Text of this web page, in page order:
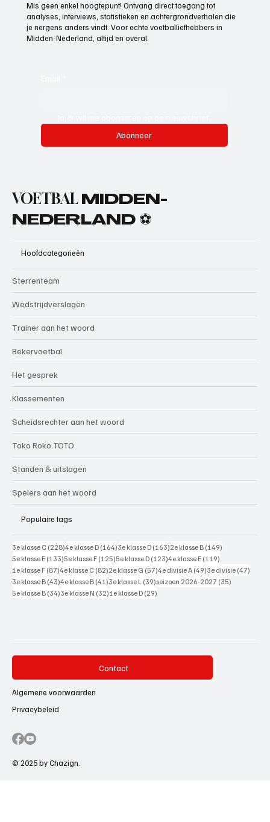
Mis geen enkel hoogtepunt! Ontvang direct toegang tot
analyses, interviews, statistieken en achtergrondverhalen die
je nergens anders vindt. Voor echte voetballiefhebbers in
Midden-Nederland, altijd en overal.
Abonneer
VOETBAL MIDDEN-
NEDERLAND ⚽
Hoofdcategorieën
Sterrenteam
Wedstrijdverslagen
Trainer aan het woord
Bekervoetbal
Het gesprek
Klassementen
Scheidsrechter aan het woord
Toko Roko TOTO
Standen & uitslagen
Spelers aan het woord
Populaire tags
3e klasse C (228)228 posts
4e klasse D (164)164 posts
3e klasse D (163)163 posts
2e klasse B (149)
5e klasse E (133)133 posts
5e klasse F (125)125 posts
5e klasse D (123)123 posts
4e klasse E (119)
1e klasse F (87)87 posts
4e klasse C (82)82 posts
2e klasse G (57)57 posts
4e divisie A (49)49 posts
3e divisie (47)
3e klasse B (43)43 posts
4e klasse B (41)41 posts
3e klasse L (39)39 posts
seizoen 2026-2027 (35)
5e klasse B (34)34 posts
3e klasse N (32)32 posts
1e klasse D (29)
Contact
Algemene voorwaarden
Privacybeleid
© 2025 by Chazign.